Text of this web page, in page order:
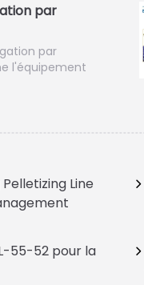
par
par
l'équipement
Line
55-52 pour la